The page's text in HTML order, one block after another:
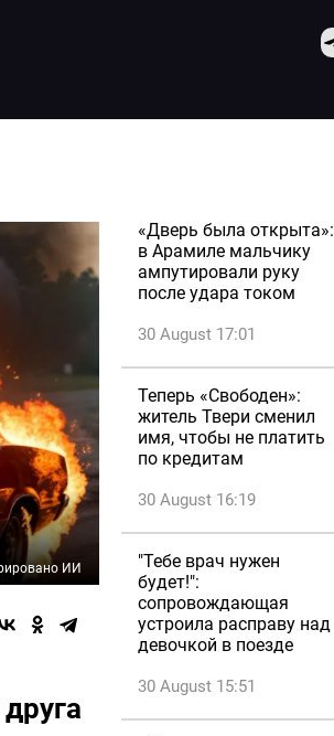
ИИ
«Дверь была открыта»:
в Арамиле мальчику
ампутировали руку
после удара током
30 August 17:01
Теперь «Свободен»:
житель Твери сменил
имя, чтобы не платить
по кредитам
30 August 16:19
"Тебе врач нужен
будет!":
сопровождающая
устроила расправу над
девочкой в поезде
30 August 15:51